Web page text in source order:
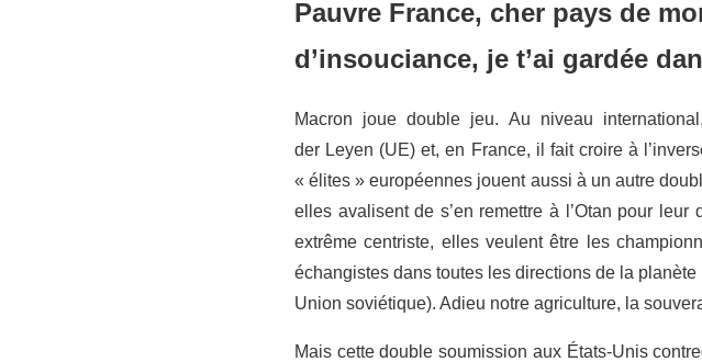
Pauvre France, cher pays de
d’insouciance, je t’ai gardée
Macron joue double jeu. Au niveau
der Leyen (UE) et, en France, il fait croire à
« élites » européennes jouent aussi à un autre
elles avalisent de s’en remettre à l’Otan pour
extrême centriste, elles veulent être les
échangistes dans toutes les directions de la
Union soviétique). Adieu notre agriculture, la
Mais cette double soumission aux États-Unis